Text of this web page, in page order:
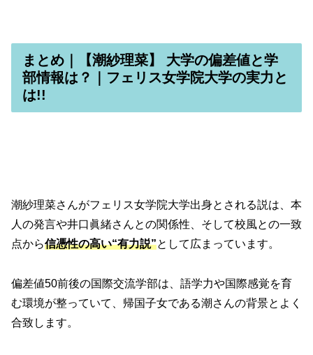
まとめ｜【潮紗理菜】 大学の偏差値と学
部情報は？｜フェリス女学院大学の実力と
は!!
潮紗理菜さんがフェリス女学院大学出身とされる説は、本
人の発言や井口眞緒さんとの関係性、そして校風との一致
点から信憑性の高い“有力説”として広まっています。
偏差値50前後の国際交流学部は、語学力や国際感覚を育
む環境が整っていて、帰国子女である潮さんの背景とよく
合致します。